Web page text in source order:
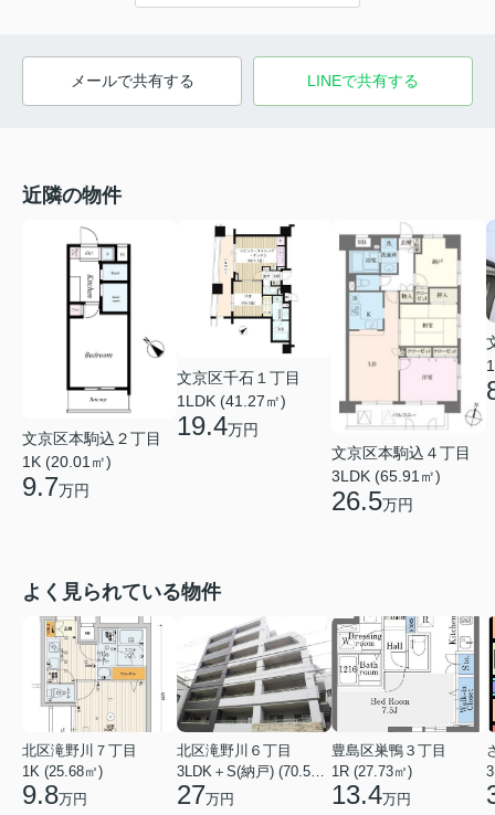
メールで共有する LINEで共有する
近隣の物件
文京区本駒込２丁目
1K (20.01㎡)
9.7万円
文京区千石１丁目
1LDK (41.27㎡)
19.4万円
文京区本駒込４丁目
3LDK (65.91㎡)
26.5万円
よく見られている物件
北区滝野川７丁目
1K (25.68㎡)
9.8万円
北区滝野川６丁目
3LDK＋S(納戸) (70.56㎡)
27万円
豊島区巣鴨３丁目
1R (27.73㎡)
13.4万円